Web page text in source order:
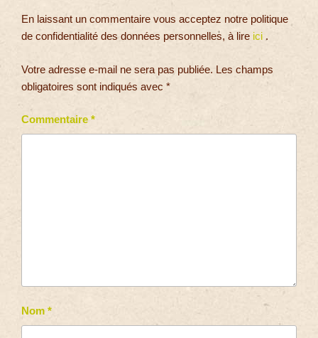
En laissant un commentaire vous acceptez notre politique
de confidentialité des données personnelles, à lire ici .
Votre adresse e-mail ne sera pas publiée. Les champs
obligatoires sont indiqués avec *
Commentaire *
Nom *